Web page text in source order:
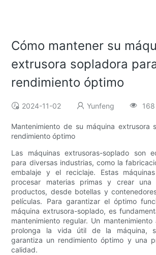
Cómo mantener su
extrusora sopladora
rendimiento óptimo
2024-11-02 Yunfeng 168
Mantenimiento de su máquina extrusora
rendimiento óptimo
Las máquinas extrusoras-soplado son
para diversas industrias, como la
embalaje y el reciclaje. Estas
procesar materias primas y crear una
productos, desde botellas y
películas. Para garantizar el óptimo
máquina extrusora-soplado, es
mantenimiento regular. Un
prolonga la vida útil de la máquina,
garantiza un rendimiento óptimo y una
calidad.